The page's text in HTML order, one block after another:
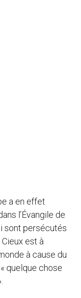
a en effet
l’Évangile de
sont persécutés
est à
à cause du
quelque chose